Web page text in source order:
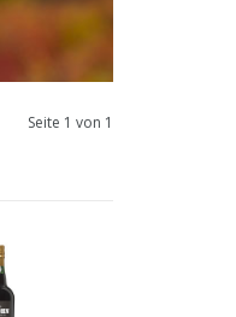
Seite 1 von 1